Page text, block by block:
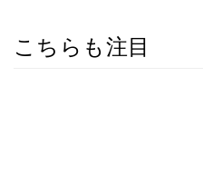
こちらも注目